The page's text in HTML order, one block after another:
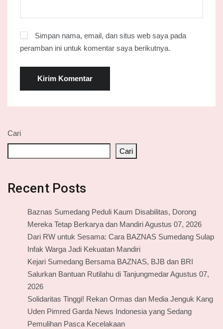
Simpan nama, email, dan situs web saya pada
peramban ini untuk komentar saya berikutnya.
Cari
Cari
Recent Posts
Baznas Sumedang Peduli Kaum Disabilitas, Dorong
Mereka Tetap Berkarya dan Mandiri Agustus 07, 2026
Dari RW untuk Sesama: Cara BAZNAS Sumedang Sulap
Infak Warga Jadi Kekuatan Mandiri
Kejari Sumedang Bersama BAZNAS, BJB dan BRI
Salurkan Bantuan Rutilahu di Tanjungmedar Agustus 07,
2026
Solidaritas Tinggi! Rekan Ormas dan Media Jenguk Kang
Uden Pimred Garda News Indonesia yang Sedang
Pemulihan Pasca Kecelakaan